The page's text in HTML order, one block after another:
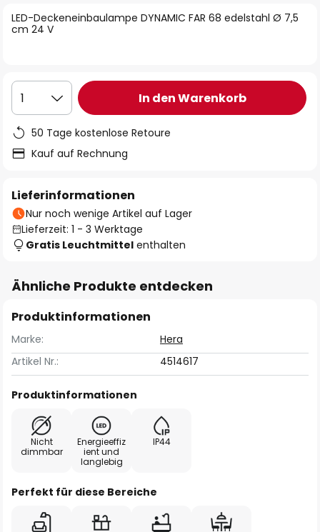
springen
LED-Deckeneinbaulampe DYNAMIC FAR 68 edelstahl Ø 7,5
cm 24 V
1 In den Warenkorb
50 Tage kostenlose Retoure
Kauf auf Rechnung
Lieferinformationen
Nur noch wenige Artikel auf Lager
Lieferzeit: 1 - 3 Werktage
Gratis Leuchtmittel enthalten
Ähnliche Produkte entdecken
Produktinformationen
Marke:
Hera
Artikel Nr.:
4514617
Produktinformationen
Nicht
dimmbar
Energieeffiz
ient und
langlebig
IP44
Perfekt für diese Bereiche